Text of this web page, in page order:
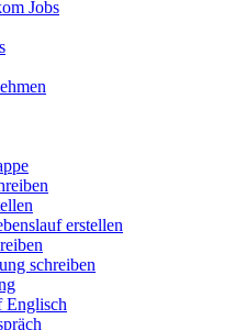
Jobs
erstellen
schreiben
Englisch